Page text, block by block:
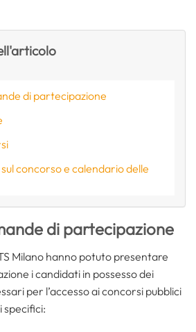
di partecipazione
concorso e calendario delle
di partecipazione
Milano hanno potuto presentare
i candidati in possesso dei
per l’accesso ai concorsi pubblici
specifici: